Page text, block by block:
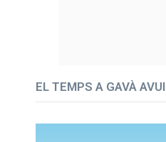
EL TEMPS A GAVÀ AVUI